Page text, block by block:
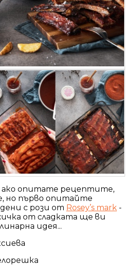
ако опитате рецептите,
но първо опитайте
с рози от Rosey’s mark -
от сладката ще ви
идея...